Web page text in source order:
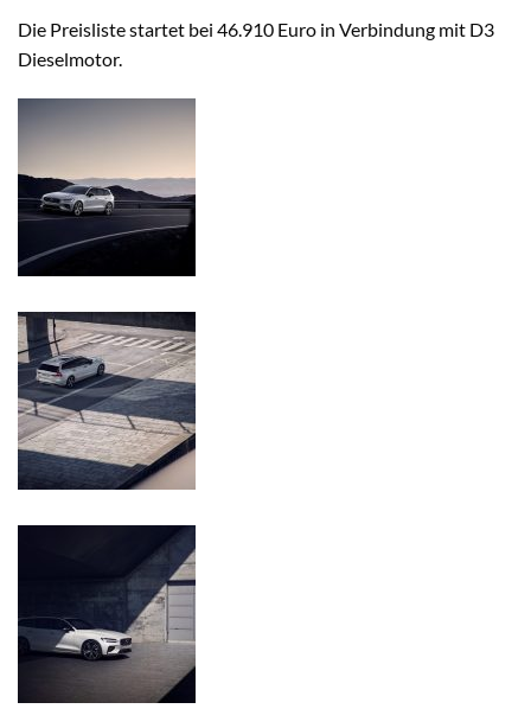
Die Preisliste startet bei 46.910 Euro in Verbindung mit D3
Dieselmotor.